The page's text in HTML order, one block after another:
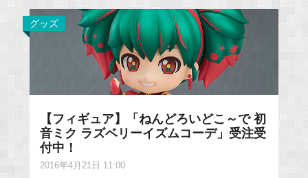
グッズ
【フィギュア】「ねんどろいどこ～で 初
音ミク ラズベリーイズムコーデ」受注受
付中！
2016年4月21日 11:00